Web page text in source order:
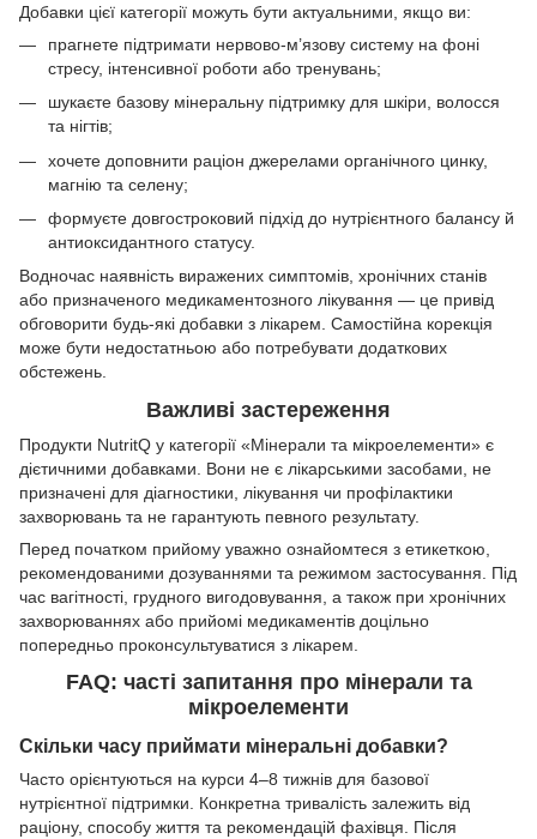
Добавки цієї категорії можуть бути актуальними, якщо ви:
прагнете підтримати нервово-м’язову систему на фоні
стресу, інтенсивної роботи або тренувань;
шукаєте базову мінеральну підтримку для шкіри, волосся
та нігтів;
хочете доповнити раціон джерелами органічного цинку,
магнію та селену;
формуєте довгостроковий підхід до нутрієнтного балансу й
антиоксидантного статусу.
Водночас наявність виражених симптомів, хронічних станів
або призначеного медикаментозного лікування — це привід
обговорити будь-які добавки з лікарем. Самостійна корекція
може бути недостатньою або потребувати додаткових
обстежень.
Важливі застереження
Продукти NutritQ у категорії «Мінерали та мікроелементи» є
дієтичними добавками. Вони не є лікарськими засобами, не
призначені для діагностики, лікування чи профілактики
захворювань та не гарантують певного результату.
Перед початком прийому уважно ознайомтеся з етикеткою,
рекомендованими дозуваннями та режимом застосування. Під
час вагітності, грудного вигодовування, а також при хронічних
захворюваннях або прийомі медикаментів доцільно
попередньо проконсультуватися з лікарем.
FAQ: часті запитання про мінерали та
мікроелементи
Скільки часу приймати мінеральні добавки?
Часто орієнтуються на курси 4–8 тижнів для базової
нутрієнтної підтримки. Конкретна тривалість залежить від
раціону, способу життя та рекомендацій фахівця. Після